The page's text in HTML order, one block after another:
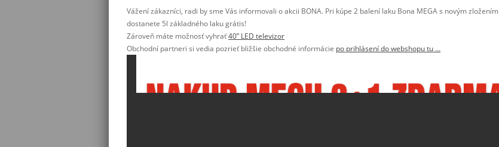
Vážení zákazníci, radi by sme Vás informovali o akcii BONA. Pri kúpe 2 balení laku Bona MEGA s novým zložením
dostanete 5l základného laku grátis!
Zároveň máte možnosť vyhrať40” LED televizor
Obchodní partneri si vedia pozrieť bližšie obchodné informácie po prihlásení do webshopu tu …